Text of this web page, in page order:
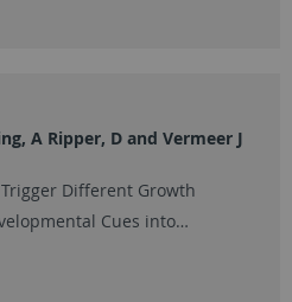
A Ripper, D and Vermeer J
Different Growth
Cues into…